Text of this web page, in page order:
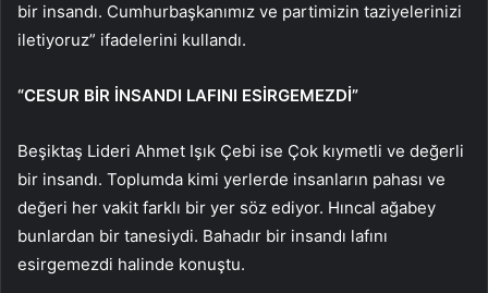
bir insandı. Cumhurbaşkanımız ve partimizin taziyelerinizi
iletiyoruz” ifadelerini kullandı.
“CESUR BİR İNSANDI LAFINI ESİRGEMEZDİ”
Beşiktaş Lideri Ahmet Işık Çebi ise Çok kıymetli ve değerli
bir insandı. Toplumda kimi yerlerde insanların pahası ve
değeri her vakit farklı bir yer söz ediyor. Hıncal ağabey
bunlardan bir tanesiydi. Bahadır bir insandı lafını
esirgemezdi halinde konuştu.